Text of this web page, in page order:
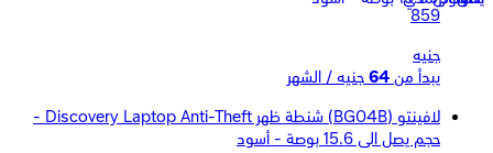
859
جنيه
يبدأ من 64 جنيه / الشهر
لافينتو (BG04B) شنطة ظهر Discovery Laptop Anti-Theft -
حجم يصل الى 15.6 بوصة - أسود